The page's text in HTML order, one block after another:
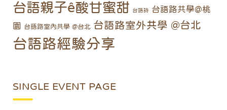
台語親子ê酸甘蜜甜 台語詩
台語路共學@桃
園
台語路室內共學 @台北 台語路室外共學 @台北
台語路經驗分享
SINGLE EVENT PAGE